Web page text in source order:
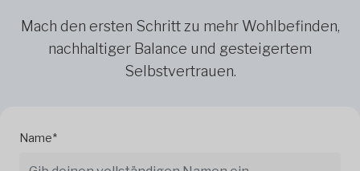
Mach den ersten Schritt zu mehr Wohlbefinden,
nachhaltiger Balance und gesteigertem
Selbstvertrauen.
Name*